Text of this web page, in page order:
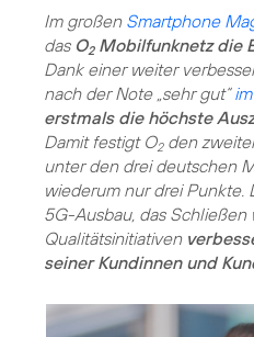
Im großen Smartphone
das O2Mobilfunknetz die
Dank einer weiter
nach der Note „sehr gut“
erstmals die höchste
Damit festigt O2den
unter den drei deutschen
wiederum nur drei Punkte.
5G-Ausbau, das
Qualitätsinitiativen
seiner Kundinnen und